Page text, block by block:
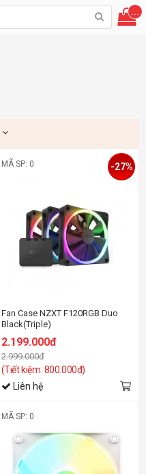
...
MÃ SP: 0
Fan Case NZXT F120RGB Duo
Black(Triple)
2.199.000đ
2.999.000đ
(Tiết kiệm: 800.000đ)
-27%
Liên hệ
MÃ SP: 0